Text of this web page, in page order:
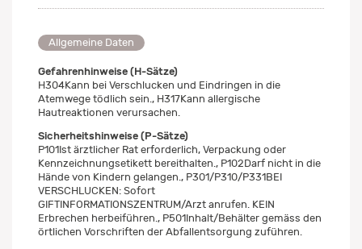
Allgemeine Daten
Gefahrenhinweise (H-Sätze)
H304Kann bei Verschlucken und Eindringen in die
Atemwege tödlich sein., H317Kann allergische
Hautreaktionen verursachen.
Sicherheitshinweise (P-Sätze)
P101Ist ärztlicher Rat erforderlich, Verpackung oder
Kennzeichnungsetikett bereithalten., P102Darf nicht in die
Hände von Kindern gelangen., P301/P310/P331BEI
VERSCHLUCKEN: Sofort
GIFTINFORMATIONSZENTRUM/Arzt anrufen. KEIN
Erbrechen herbeiführen., P501Inhalt/Behälter gemäss den
örtlichen Vorschriften der Abfallentsorgung zuführen.